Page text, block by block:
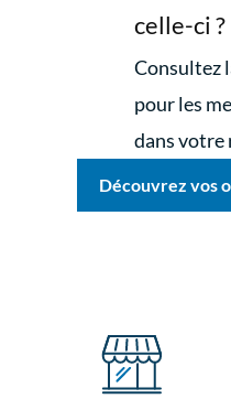
celle-ci ?
Consultez
pour les
dans votre
Découvrez vos